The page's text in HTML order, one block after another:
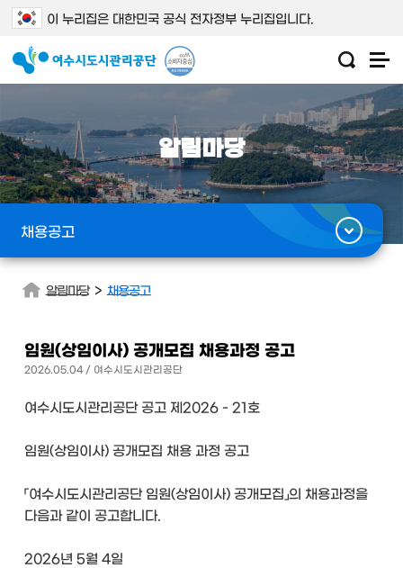
이 누리집은 대한민국 공식 전자정부 누리집입니다.
알림마당
채용공고
알림마당 > 채용공고
임원(상임이사) 공개모집 채용과정 공고
2026.05.04 / 여수시도시관리공단
여수시도시관리공단 공고 제2026 - 21호
임원(상임이사) 공개모집 채용 과정 공고
「여수시도시관리공단 임원(상임이사) 공개모집」의 채용과정을
다음과 같이 공고합니다.
2026년 5월 4일